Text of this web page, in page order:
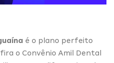
é o plano perfeito
o Convênio Amil Dental